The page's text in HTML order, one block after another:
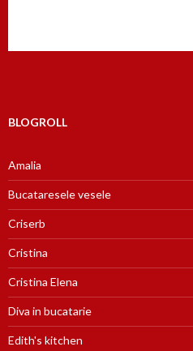
BLOGROLL
Amalia
Bucataresele vesele
Criserb
Cristina
Cristina Elena
Diva in bucatarie
Edith's kitchen